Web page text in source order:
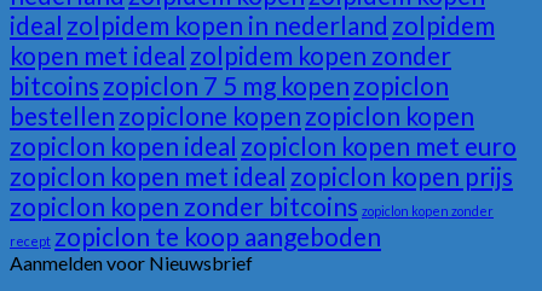
ideal zolpidem kopen in nederland zolpidem
kopen met ideal zolpidem kopen zonder
bitcoins zopiclon 7 5 mg kopen zopiclon
bestellen zopiclone kopen zopiclon kopen
zopiclon kopen ideal zopiclon kopen met euro
zopiclon kopen met ideal zopiclon kopen prijs
zopiclon kopen zonder bitcoins zopiclon kopen zonder
recept zopiclon te koop aangeboden
Aanmelden voor Nieuwsbrief